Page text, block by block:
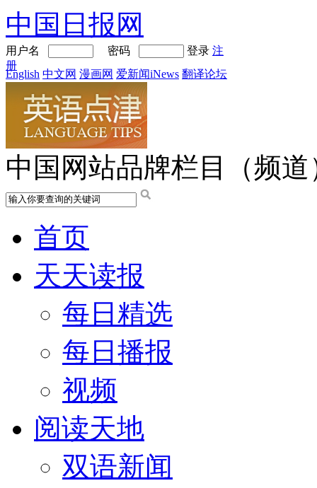
中国日报网
用户名 密码 登录 注
册
English 中文网 漫画网 爱新闻iNews 翻译论坛
中国网站品牌栏目（频道
首页
天天读报
每日精选
每日播报
视频
阅读天地
双语新闻